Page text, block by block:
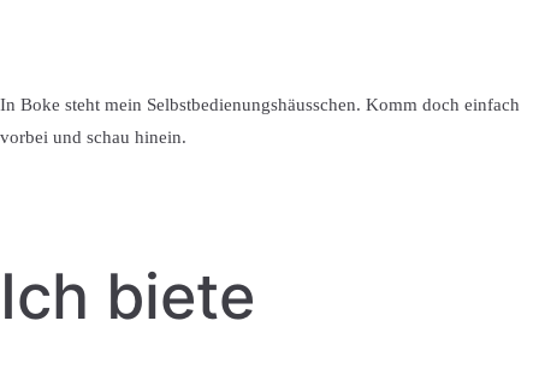
In Boke steht mein Selbstbedienungshäusschen. Komm doch einfach
vorbei und schau hinein.
Ich biete